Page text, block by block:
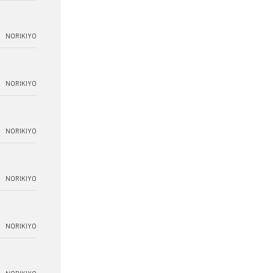
NORIKIYO
NORIKIYO
NORIKIYO
NORIKIYO
NORIKIYO